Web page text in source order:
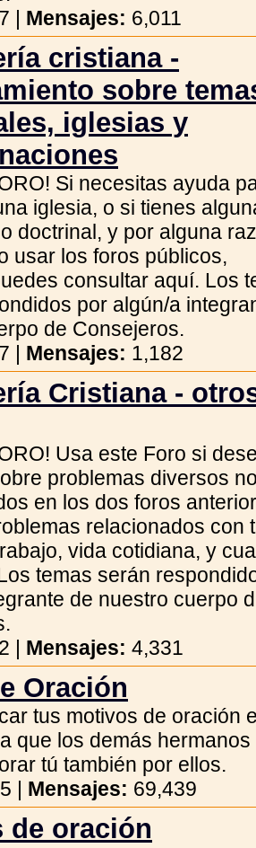
| Mensajes: 6,011
cristiana -
sobre
iglesias y
Si necesitas ayuda
iglesia, o si tienes
doctrinal, y por alguna
usar los foros públicos,
consultar aquí. Los
por algún/a
de Consejeros.
| Mensajes: 1,182
Cristiana -
Usa este Foro si
problemas diversos
en los dos foros
relacionados con
vida cotidiana, y
temas serán
de nuestro cuerpo
| Mensajes: 4,331
Oración
tus motivos de oración
que los demás hermanos
tú también por ellos.
| Mensajes: 69,439
de oración